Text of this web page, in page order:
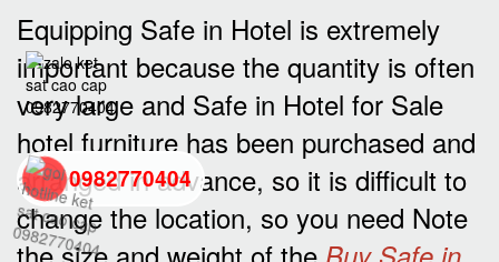
Equipping Safe in Hotel is extremely
important because the quantity is often
very large and Safe in Hotel for Sale
hotel furniture has been purchased and
arranged in advance, so it is difficult to
change the location, so you need Note
0982770404
back